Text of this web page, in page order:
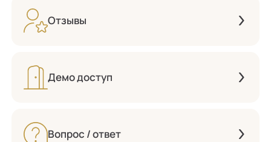
Отзывы
Демо доступ
Вопрос / ответ